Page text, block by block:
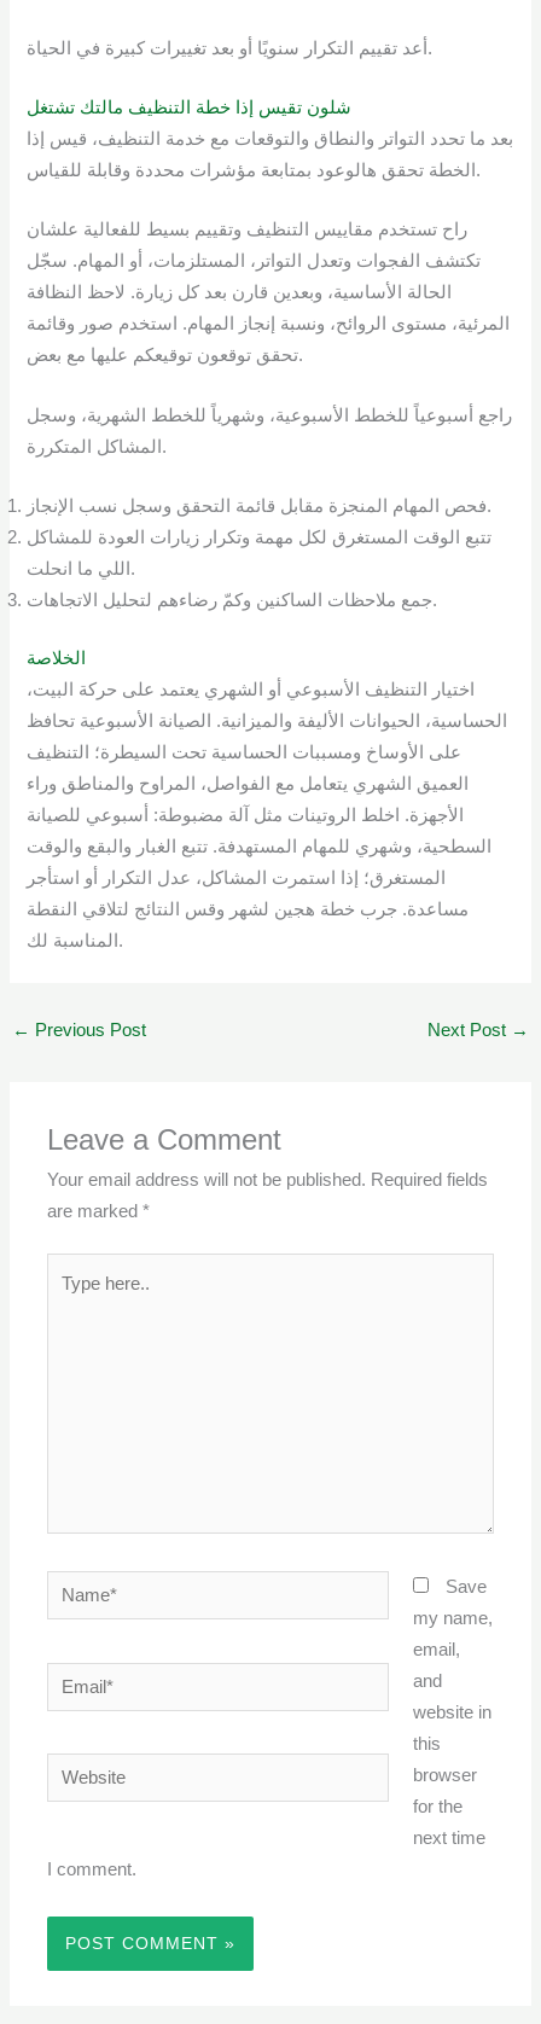
أعد تقييم التكرار سنويًا أو بعد تغييرات كبيرة في الحياة.
شلون تقيس إذا خطة التنظيف مالتك تشتغل
بعد ما تحدد التواتر والنطاق والتوقعات مع خدمة التنظيف، قيس إذا
الخطة تحقق هالوعود بمتابعة مؤشرات محددة وقابلة للقياس.
راح تستخدم مقاييس التنظيف وتقييم بسيط للفعالية علشان
تكتشف الفجوات وتعدل التواتر، المستلزمات، أو المهام. سجّل
الحالة الأساسية، وبعدين قارن بعد كل زيارة. لاحظ النظافة
المرئية، مستوى الروائح، ونسبة إنجاز المهام. استخدم صور وقائمة
تحقق توقعون توقيعكم عليها مع بعض.
راجع أسبوعياً للخطط الأسبوعية، وشهرياً للخطط الشهرية، وسجل
المشاكل المتكررة.
فحص المهام المنجزة مقابل قائمة التحقق وسجل نسب الإنجاز.
تتبع الوقت المستغرق لكل مهمة وتكرار زيارات العودة للمشاكل
اللي ما انحلت.
جمع ملاحظات الساكنين وكمّ رضاءهم لتحليل الاتجاهات.
الخلاصة
اختيار التنظيف الأسبوعي أو الشهري يعتمد على حركة البيت،
الحساسية، الحيوانات الأليفة والميزانية. الصيانة الأسبوعية تحافظ
على الأوساخ ومسببات الحساسية تحت السيطرة؛ التنظيف
العميق الشهري يتعامل مع الفواصل، المراوح والمناطق وراء
الأجهزة. اخلط الروتينات مثل آلة مضبوطة: أسبوعي للصيانة
السطحية، وشهري للمهام المستهدفة. تتبع الغبار والبقع والوقت
المستغرق؛ إذا استمرت المشاكل، عدل التكرار أو استأجر
مساعدة. جرب خطة هجين لشهر وقس النتائج لتلاقي النقطة
المناسبة لك.
← Previous Post Next Post →
Leave a Comment
Your email address will not be published. Required fields
are marked*
here..
Name*
Email*
Website
Save
my name,
email,
and
website in
this
browser
for the
next time
I comment.